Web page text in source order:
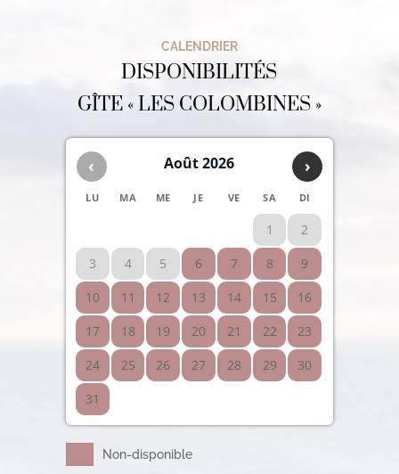
CALENDRIER
DISPONIBILITÉS
GÎTE « LES COLOMBINES »
‹ ›
Août 2026
LU MA ME JE VE SA DI
1
2
3
4 5 6 7 8
9
10
11 12 13 14 15
16
17
18 19 20 21 22
23
24
25 26 27 28 29
30
31
Non-disponible